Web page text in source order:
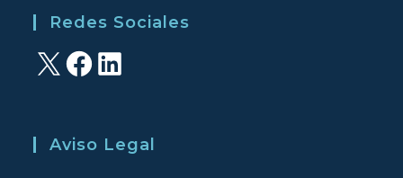
nueva
pestaña
Redes Sociales
X FacebookLinkedIn
Aviso Legal